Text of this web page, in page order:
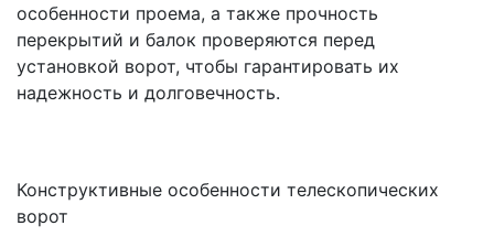
особенности проема, а также прочность
перекрытий и балок проверяются перед
установкой ворот, чтобы гарантировать их
надежность и долговечность.
Конструктивные особенности телескопических
ворот